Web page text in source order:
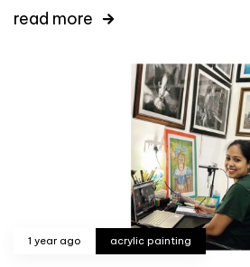
read more
1 year ago acrylic painting